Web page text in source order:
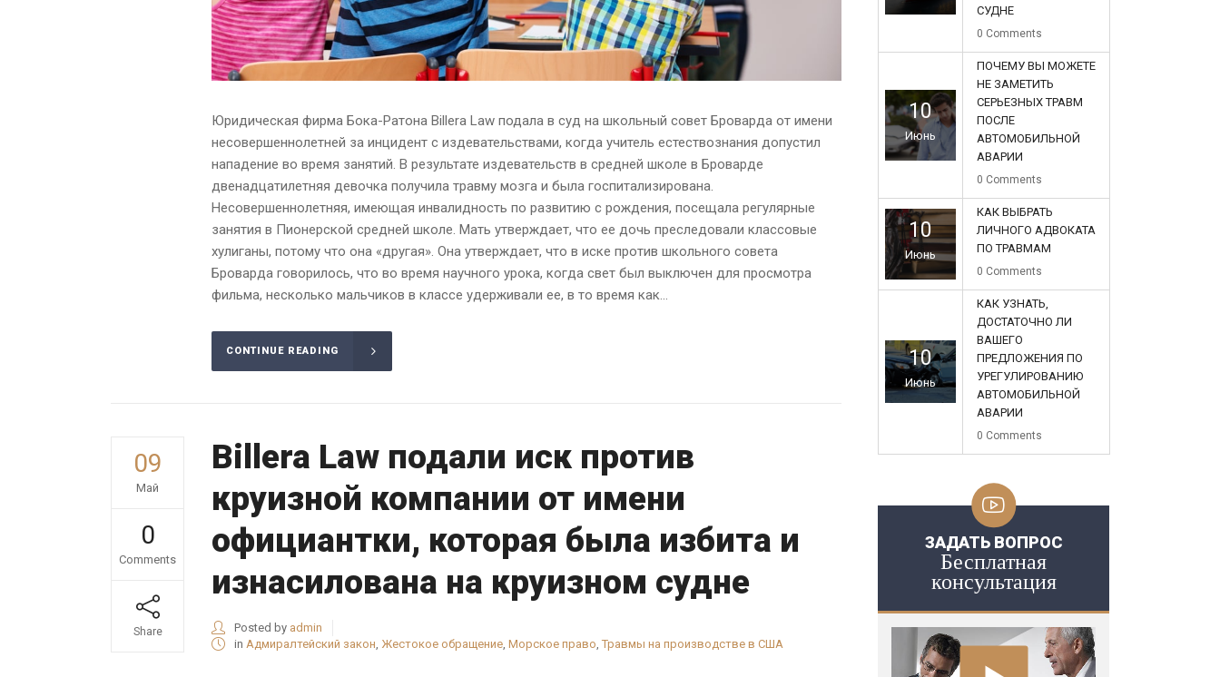
Юридическая фирма Бока-Ратона Billera Law подала в суд на школьный совет Броварда от имени
несовершеннолетней за инцидент с издевательствами, когда учитель естествознания допустил
нападение во время занятий. В результате издевательств в средней школе в Броварде
двенадцатилетняя девочка получила травму мозга и была госпитализирована.
Несовершеннолетняя, имеющая инвалидность по развитию с рождения, посещала регулярные
занятия в Пионерской средней школе. Мать утверждает, что ее дочь преследовали классовые
хулиганы, потому что она «другая». Она утверждает, что в иске против школьного совета
Броварда говорилось, что во время научного урока, когда свет был выключен для просмотра
фильма, несколько мальчиков в классе удерживали ее, в то время как...
CONTINUE READING
09
Май
0
Comments
Share
Billera Law подали иск против
круизной компании от имени
официантки, которая была избита и
изнасилована на круизном судне
Posted by admin
in Адмиралтейский закон, Жестокое обращение, Морское право, Травмы на производстве в США
СУДНЕ
0 Comments
10
Июнь
ПОЧЕМУ ВЫ МОЖЕТЕ
НЕ ЗАМЕТИТЬ
СЕРЬЕЗНЫХ ТРАВМ
ПОСЛЕ
АВТОМОБИЛЬНОЙ
АВАРИИ
0 Comments
10
Июнь
КАК ВЫБРАТЬ
ЛИЧНОГО АДВОКАТА
ПО ТРАВМАМ
0 Comments
10
Июнь
КАК УЗНАТЬ,
ДОСТАТОЧНО ЛИ
ВАШЕГО
ПРЕДЛОЖЕНИЯ ПО
УРЕГУЛИРОВАНИЮ
АВТОМОБИЛЬНОЙ
АВАРИИ
0 Comments
ЗАДАТЬ ВОПРОС
Бесплатная
консультация